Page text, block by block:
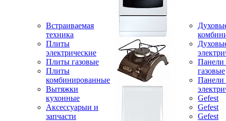
Встраиваемая
техника
Плиты
электрические
Плиты газовые
Плиты
комбинированные
Вытяжки
кухонные
Аксессуарыи и
запчасти
Панели
газовые
Панели
Gefest
Gefest
Gefest